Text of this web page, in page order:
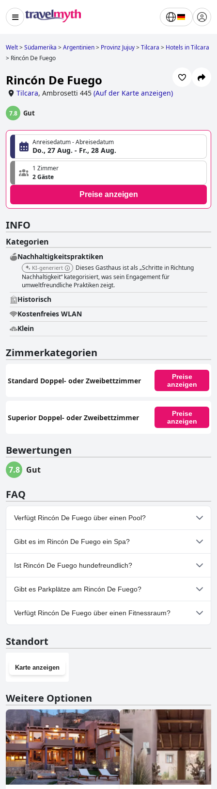
Welt>Südamerika >Argentinien> Provinz Jujuy>Tilcara > Hotels in Tilcara
> Rincón De Fuego
Rincón De Fuego
Tilcara, Ambrosetti 445 (Auf der Karte anzeigen)
7.8 Gut
Anreisedatum - Abreisedatum
Do., 27 Aug. - Fr., 28 Aug.
1 Zimmer
2 Gäste
Preise anzeigen
INFO
Kategorien
Nachhaltigkeitspraktiken
KI-generiert
Dieses Gasthaus ist als „Schritte in Richtung
Nachhaltigkeit“ kategorisiert, was sein Engagement für
umweltfreundliche Praktiken zeigt.
Historisch
Kostenfreies WLAN
Klein
Zimmerkategorien
Standard Doppel- oder Zweibettzimmer
Preise
anzeigen
Superior Doppel- oder Zweibettzimmer
Preise
anzeigen
Bewertungen
7.8 Gut
FAQ
Verfügt Rincón De Fuego über einen Pool?
Nein, Rincón De Fuego hat keinen Pool.
Gibt es im Rincón De Fuego ein Spa?
Nein, ein Spa ist im Rincón De Fuego nicht vorhanden.
Ist Rincón De Fuego hundefreundlich?
Nein, Rincón De Fuego erlaubt keine Hunde.
Gibt es Parkplätze am Rincón De Fuego?
Nein, im Rincón De Fuego gibt es keine Parkmöglichkeiten.
Verfügt Rincón De Fuego über einen Fitnessraum?
Standort
Karte anzeigen
Weitere Optionen